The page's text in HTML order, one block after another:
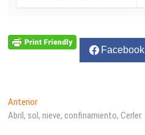
Facebook
Navegación
de
AnteriorEntrada
anterior:
Abril, sol, nieve, confinamiento, Cerler.